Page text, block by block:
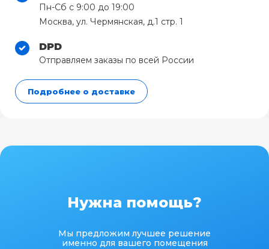
Пн-Сб с 9:00 до 19:00
Москва, ул. Чермянская, д.1 стр. 1
DPD
Отправляем заказы по всей России
Подробнее о доставке
Нужна помощь?
Мы предложим лучшее решение
именно для вашего помещения